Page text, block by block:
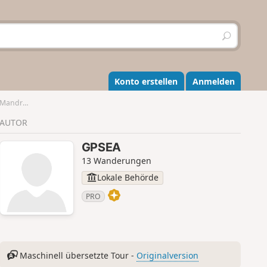
S
u
h
e
n
Konto erstellen Anmelden
Roses
AUTOR
GPSEA
13 Wanderungen
Lokale Behörde
PRO
Maschinell übersetzte Tour - Originalversion